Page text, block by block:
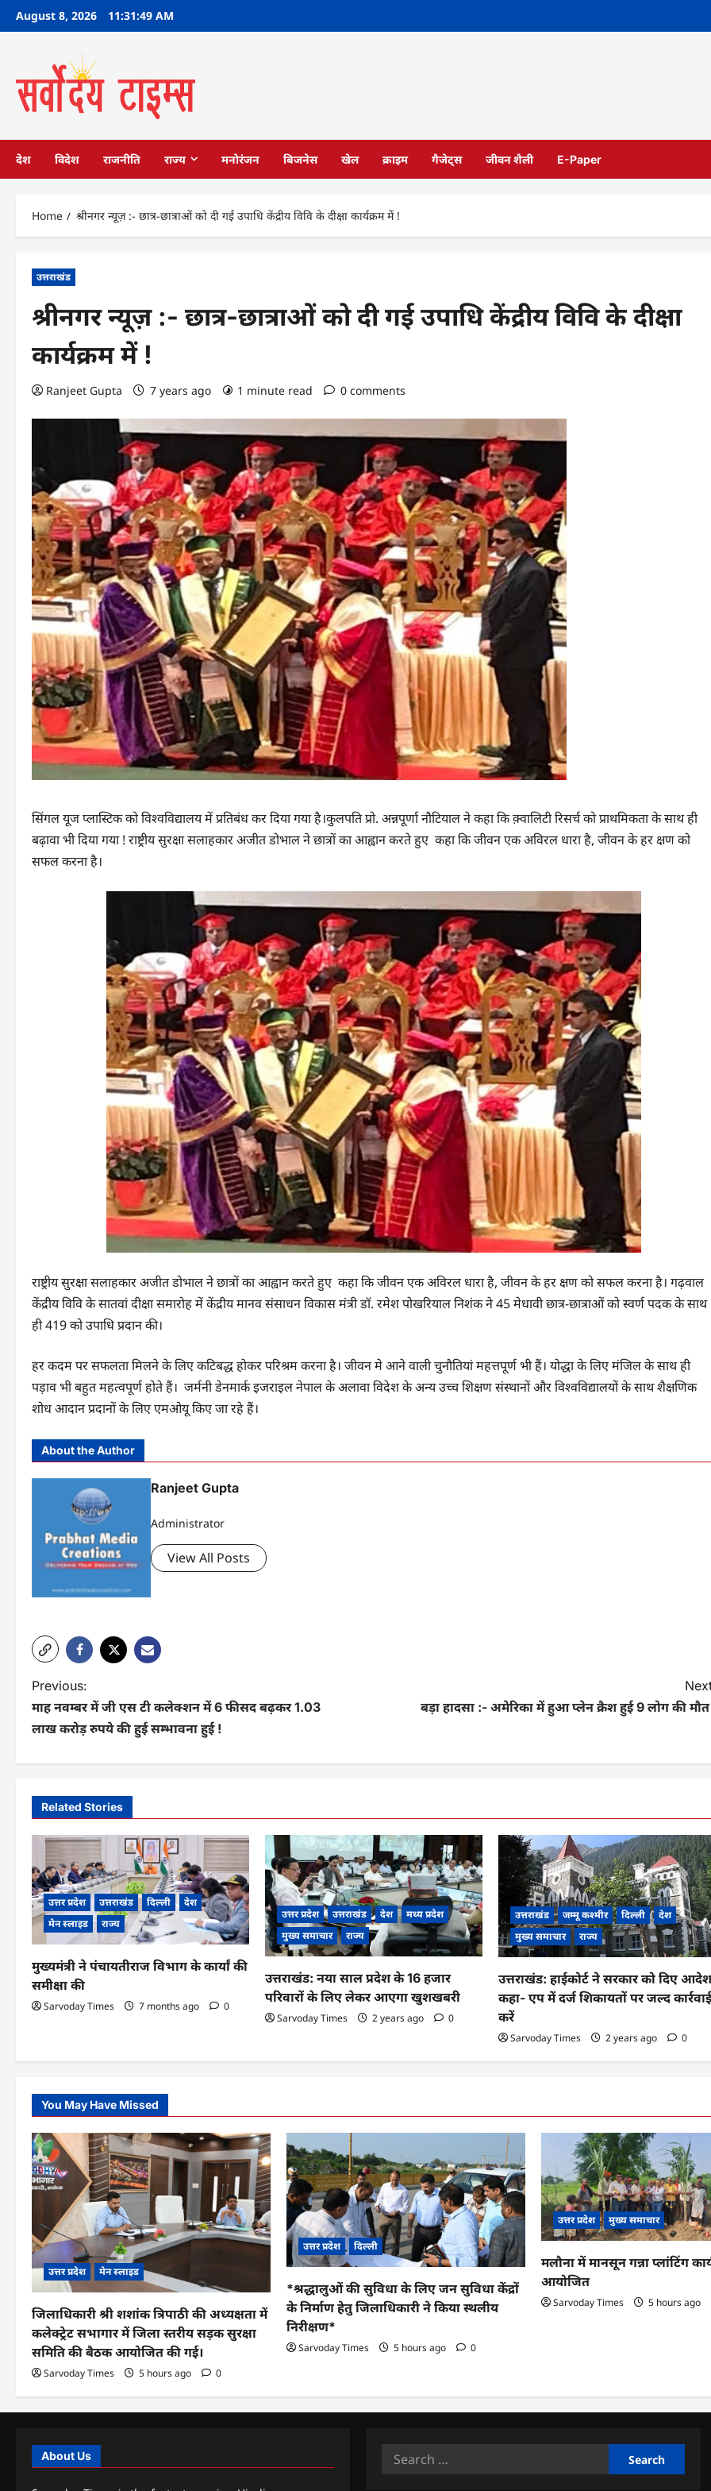
SkipAugust 8, 2026 11:31:51 AM
देश विदेश राजनीति राज्य मनोरंजन बिजनेस खेल क्राइम गैजेट्स जीवन शैली E-Paper
Home श्रीनगर न्यूज़ :- छात्र-छात्राओं को दी गई उपाधि केंद्रीय विवि के दीक्षा कार्यक्रम में !
उत्तराखंड
श्रीनगर न्यूज़ :- छात्र-छात्राओं को दी गई उपाधि केंद्रीय विवि के दीक्षा
कार्यक्रम में !
Ranjeet Gupta 7 years ago 1 minute read 0 comments
सिंगल यूज प्लास्टिक को विश्वविद्यालय में प्रतिबंध कर दिया गया है।कुलपति प्रो. अन्नपूर्णा नौटियाल ने कहा कि क़्वालिटी रिसर्च को प्राथमिकता के साथ ही
बढ़ावा भी दिया गया ! राष्ट्रीय सुरक्षा सलाहकार अजीत डोभाल ने छात्रों का आह्वान करते हुए कहा कि जीवन एक अविरल धारा है, जीवन के हर क्षण को
सफल करना है।
राष्ट्रीय सुरक्षा सलाहकार अजीत डोभाल ने छात्रों का आह्वान करते हुए कहा कि जीवन एक अविरल धारा है, जीवन के हर क्षण को सफल करना है। गढ़वाल
केंद्रीय विवि के सातवां दीक्षा समारोह में केंद्रीय मानव संसाधन विकास मंत्री डॉ. रमेश पोखरियाल निशंक ने 45 मेधावी छात्र-छात्राओं को स्वर्ण पदक के साथ
ही 419 को उपाधि प्रदान की।
हर कदम पर सफलता मिलने के लिए कटिबद्ध होकर परिश्रम करना है। जीवन मे आने वाली चुनौतियां महत्तपूर्ण भी हैं। योद्धा के लिए मंजिल के साथ ही
पड़ाव भी बहुत महत्वपूर्ण होते हैं। जर्मनी डेनमार्क इजराइल नेपाल के अलावा विदेश के अन्य उच्च शिक्षण संस्थानों और विश्वविद्यालयों के साथ शैक्षणिक
शोध आदान प्रदानों के लिए एमओयू किए जा रहे हैं।
About the Author
Ranjeet Gupta
Administrator
View All Posts
P
o
n
a
i
g
a
t
i
n
Previous:
माह नवम्बर में जी एस टी कलेक्शन में 6 फीसद बढ़कर 1.03
लाख करोड़ रुपये की हुई सम्भावना हुई !
बड़ा हादसा :- अमेरिका में हुआ प्लेन क्रैश हुई 9 लोग की
Related Stories
उत्तर प्रदेश उत्तराखंड दिल्ली
देश
मेन स्लाइड
राज्य
मुख्यमंत्री ने पंचायतीराज विभाग के कार्यां की
समीक्षा की
Sarvoday Times 7 months ago 0
उत्तर प्रदेश उत्तराखंड देश
मध्य प्रदेश
मुख्य समाचार
राज्य
उत्तराखंड: नया साल प्रदेश के 16 हजार
परिवारों के लिए लेकर आएगा खुशखबरी
Sarvoday Times 2 years ago 0
उत्तराखंड जम्मू कश्मीर दिल्ली
देश
मुख्य समाचार
राज्य
उत्तराखंड: हाईकोर्ट ने सरकार को दिए
कहा- एप में दर्ज शिकायतों पर जल्द
करें
Sarvoday Times 2 years ago 0
You May Have Missed
उत्तर प्रदेश मेन स्लाइड
जिलाधिकारी श्री शशांक त्रिपाठी की अध्यक्षता में
कलेक्ट्रेट सभागार में जिला स्तरीय सड़क सुरक्षा
समिति की बैठक आयोजित की गई।
Sarvoday Times 5 hours ago 0
उत्तर प्रदेश दिल्ली
*श्रद्धालुओं की सुविधा के लिए जन सुविधा केंद्रों
के निर्माण हेतु जिलाधिकारी ने किया स्थलीय
निरीक्षण*
Sarvoday Times 5 hours ago 0
उत्तर प्रदेश मुख्य समाचार
मलौना में मानसून गन्ना प्लांटिंग
आयोजित
Sarvoday Times 5 hours ago
About Us
Search